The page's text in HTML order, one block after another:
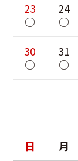
23
○
24
○
30
○
31
○
日 月